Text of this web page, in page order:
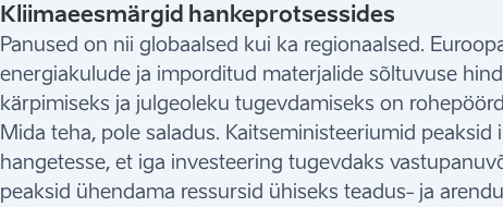
Kliimaeesmärgid hankeprotsessides
Panused on nii globaalsed kui ka regionaalsed.
energiakulude ja imporditud materjalide sõltuvuse
kärpimiseks ja julgeoleku tugevdamiseks on
Mida teha, pole saladus. Kaitseministeeriumid
hangetesse, et iga investeering tugevdaks
peaksid ühendama ressursid ühiseks teadus- ja